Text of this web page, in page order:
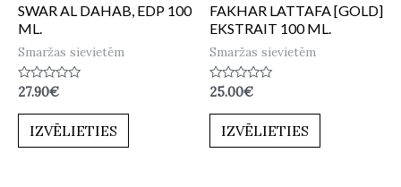
SWAR AL DAHAB, EDP 100
ML.
Smaržas sievietēm
Novērtēts
0
27.90€
IZVĒLIETIES
FAKHAR LATTAFA [GOLD]
EKSTRAIT 100 ML.
Smaržas sievietēm
Novērtēts
0
25.00€
IZVĒLIETIES